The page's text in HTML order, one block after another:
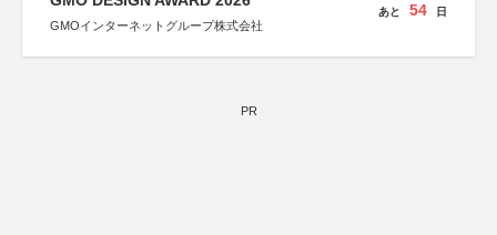
GMOインターネットグループ株式会社
あと 54 日
PR